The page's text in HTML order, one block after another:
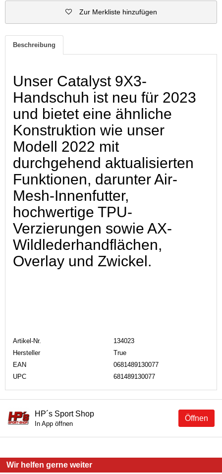
Zur Merkliste hinzufügen
Beschreibung
Unser Catalyst 9X3-
Handschuh ist neu für 2023
und bietet eine ähnliche
Konstruktion wie unser
Modell 2022 mit
durchgehend aktualisierten
Funktionen, darunter Air-
Mesh-Innenfutter,
hochwertige TPU-
Verzierungen sowie AX-
Wildlederhandflächen,
Overlay und Zwickel.
Artikel-Nr.
134023
Hersteller
True
EAN
0681489130077
UPC
681489130077
Öffnen
HP´s Sport Shop
In App öffnen
Wir helfen gerne weiter